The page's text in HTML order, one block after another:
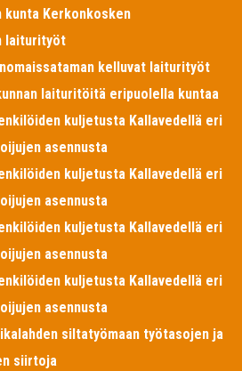
kunta Kerkonkosken
laiturityöt
kelluvat laiturityöt
laituritöitä eripuolella kuntaa
kuljetusta Kallavedellä eri
asennusta
kuljetusta Kallavedellä eri
asennusta
kuljetusta Kallavedellä eri
asennusta
kuljetusta Kallavedellä eri
asennusta
siltatyömaan työtasojen ja
siirtoja